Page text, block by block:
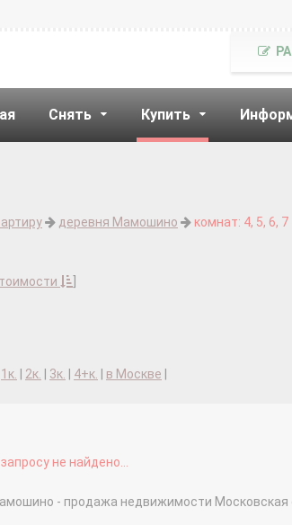
Снять Купить
деревня Мамошино комнат: 4, 5, 6, 7
1к. 2к. 3к. 4+к. в Москве
не найдено...
- продажа недвижимости Московская